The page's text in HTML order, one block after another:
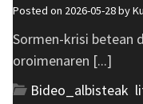
Posted on 2026-05-28 by
Sormen-krisi betean
oroimenaren [...]
Bideo_albisteak